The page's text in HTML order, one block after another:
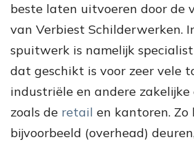
beste laten uitvoeren door de
van Verbiest Schilderwerken.
spuitwerk is namelijk
dat geschikt is voor zeer vele
industriële en andere zakelijke
zoals de retail en kantoren. Zo
bijvoorbeeld (overhead)